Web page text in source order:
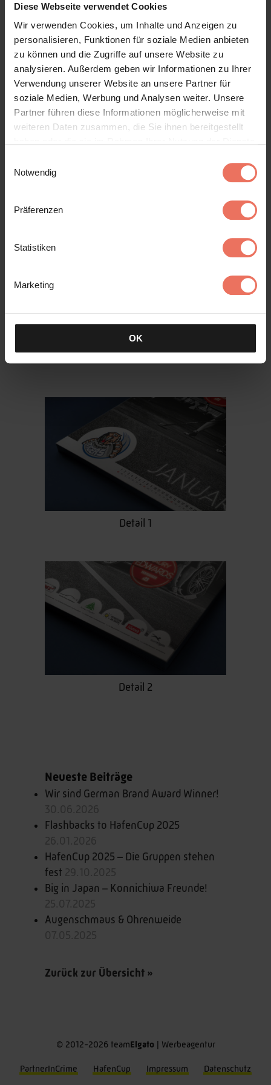
Diese Webseite verwendet Cookies
Wir verwenden Cookies, um Inhalte und Anzeigen zu
personalisieren, Funktionen für soziale Medien anbieten
zu können und die Zugriffe auf unsere Website zu
analysieren. Außerdem geben wir Informationen zu Ihrer
Verwendung unserer Website an unsere Partner für
soziale Medien, Werbung und Analysen weiter. Unsere
Partner führen diese Informationen möglicherweise mit
weiteren Daten zusammen, die Sie ihnen bereitgestellt
Cookies, wenn Sie unsere Webseite weiterhin nutzen.
Notwendig
Präferenzen
Statistiken
Marketing
OK
Auflage!
Detail 1
Detail 2
Neueste Beiträge
Wir sind German Brand Award Winner!
Flashbacks to HafenCup 2025
HafenCup 2025 – Die Gruppen stehen
fest
Big in Japan – Konnichiwa Freunde!
Augenschmaus & Ohrenweide
Zurück zur Übersicht »
© 2012-2026 teamElgato | Werbeagentur
PartnerInCrime HafenCup Impressum Datenschutz